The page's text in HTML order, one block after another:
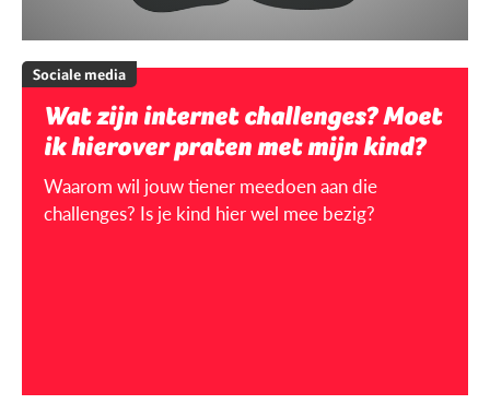
Sociale media
Wat zijn internet challenges? Moet
ik hierover praten met mijn kind?
Waarom wil jouw tiener meedoen aan die
challenges? Is je kind hier wel mee bezig?